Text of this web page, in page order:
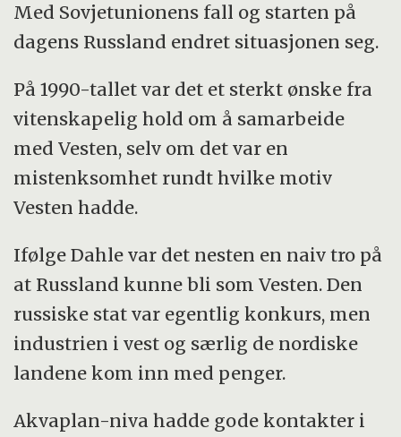
Med Sovjetunionens fall og starten på
dagens Russland endret situasjonen seg.
På 1990-tallet var det et sterkt ønske fra
vitenskapelig hold om å samarbeide
med Vesten, selv om det var en
mistenksomhet rundt hvilke motiv
Vesten hadde.
Ifølge Dahle var det nesten en naiv tro på
at Russland kunne bli som Vesten. Den
russiske stat var egentlig konkurs, men
industrien i vest og særlig de nordiske
landene kom inn med penger.
Akvaplan-niva hadde gode kontakter i